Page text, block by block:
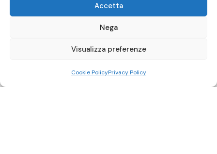
Accetta
Nega
Visualizza preferenze
Cookie PolicyPrivacy Policy